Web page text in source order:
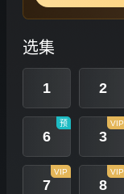
选集
1 2
6
预
3
VIP
7
VIP
8
VIP